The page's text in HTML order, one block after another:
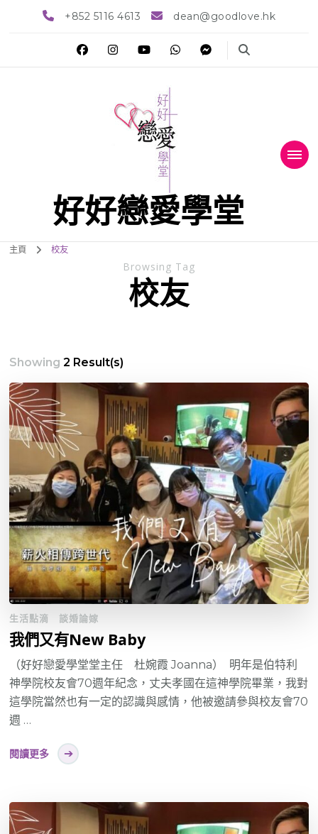
+852 5116 4613 dean@goodlove.hk
好好戀愛學堂
主頁 校友
Browsing Tag
校友
Showing2 Result(s)
生活點滴 談婚論嫁
我們又有New Baby
（好好戀愛學堂堂主任 杜婉霞 Joanna） 明年是伯特利
神學院校友會70週年紀念，丈夫孝國在這神學院畢業，我對
這學院當然也有一定的認識與感情，他被邀請參與校友會70
週 …
閱讀更多